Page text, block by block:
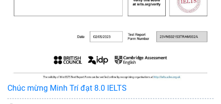
Chúc mừng Minh Trí đạt 8.0 IELTS